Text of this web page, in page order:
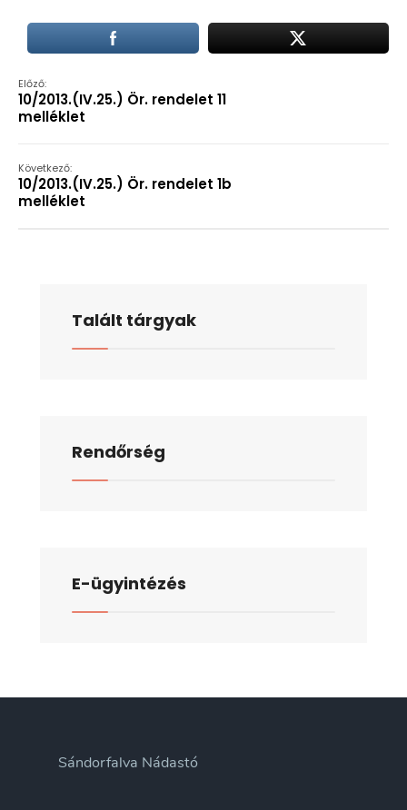
Előző:
10/2013.(IV.25.) Ör. rendelet 11
melléklet
Következő:
10/2013.(IV.25.) Ör. rendelet 1b
melléklet
Talált tárgyak
Rendőrség
E-ügyintézés
Sándorfalva Nádastó